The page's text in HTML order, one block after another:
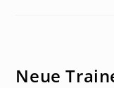
Neue